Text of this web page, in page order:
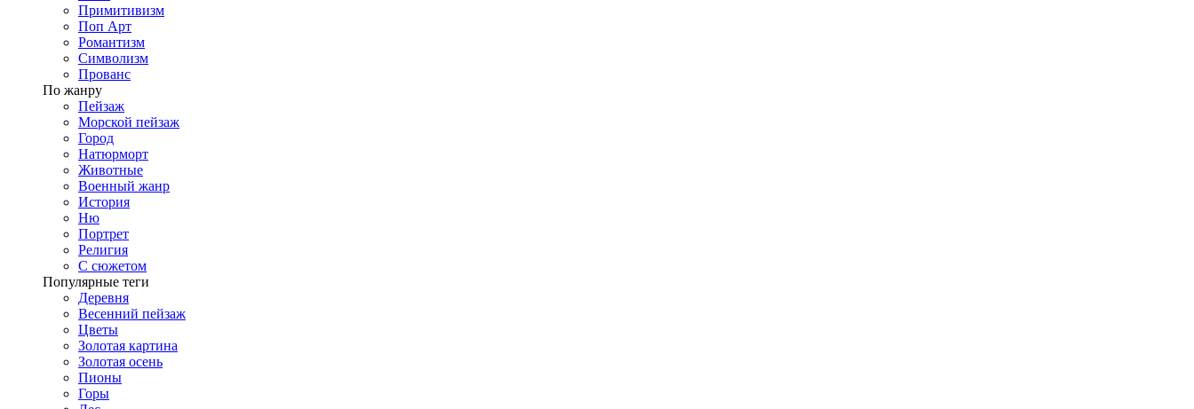
Примитивизм
Поп Арт
Романтизм
Символизм
Прованс
По жанру
Пейзаж
Морской пейзаж
Город
Натюрморт
Животные
Военный жанр
История
Ню
Портрет
Религия
С сюжетом
Популярные теги
Деревня
Весенний пейзаж
Цветы
Золотая картина
Золотая осень
Пионы
Горы